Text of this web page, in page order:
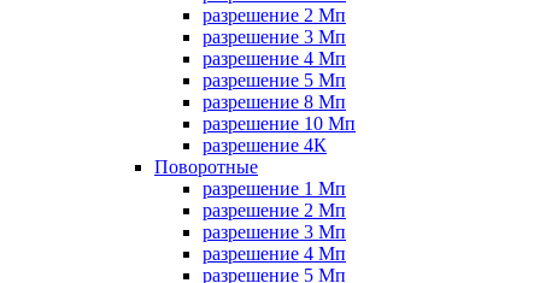
разрешение 2 Мп
разрешение 3 Мп
разрешение 4 Мп
разрешение 5 Мп
разрешение 8 Мп
разрешение 10 Мп
разрешение 4К
Поворотные
разрешение 1 Мп
разрешение 2 Мп
разрешение 3 Мп
разрешение 4 Мп
разрешение 5 Мп